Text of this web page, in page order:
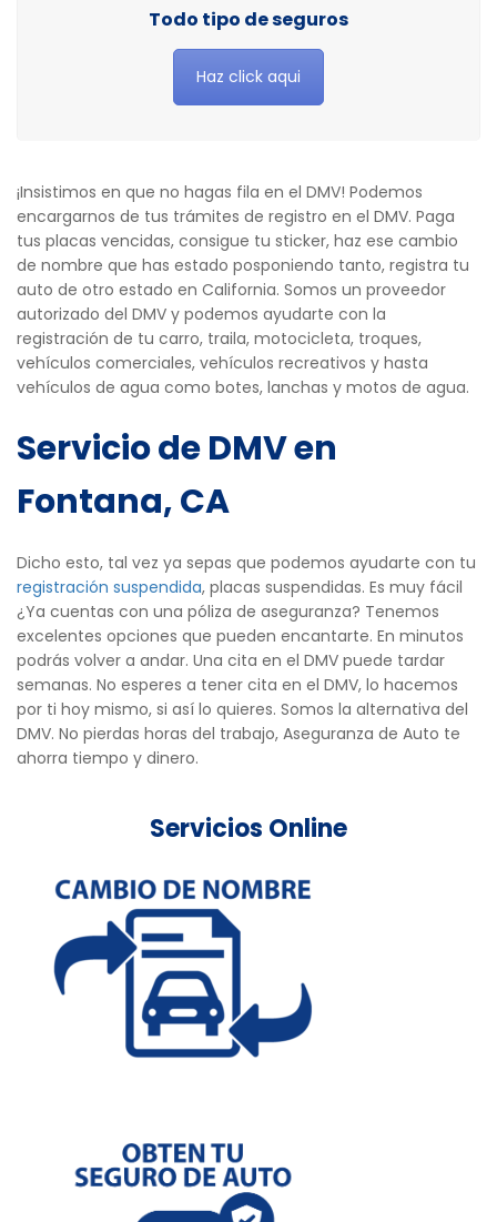
Todo tipo de seguros
Haz click aqui
¡Insistimos en que no hagas fila en el DMV! Podemos
encargarnos de tus trámites de registro en el DMV. Paga
tus placas vencidas, consigue tu sticker, haz ese cambio
de nombre que has estado posponiendo tanto, registra tu
auto de otro estado en California. Somos un proveedor
autorizado del DMV y podemos ayudarte con la
registración de tu carro, traila, motocicleta, troques,
vehículos comerciales, vehículos recreativos y hasta
vehículos de agua como botes, lanchas y motos de agua.
Servicio de DMV en
Fontana, CA
Dicho esto, tal vez ya sepas que podemos ayudarte con tu
registración suspendida, placas suspendidas. Es muy fácil
¿Ya cuentas con una póliza de aseguranza? Tenemos
excelentes opciones que pueden encantarte. En minutos
podrás volver a andar. Una cita en el DMV puede tardar
semanas. No esperes a tener cita en el DMV, lo hacemos
por ti hoy mismo, si así lo quieres. Somos la alternativa del
DMV. No pierdas horas del trabajo, Aseguranza de Auto te
ahorra tiempo y dinero.
Servicios Online